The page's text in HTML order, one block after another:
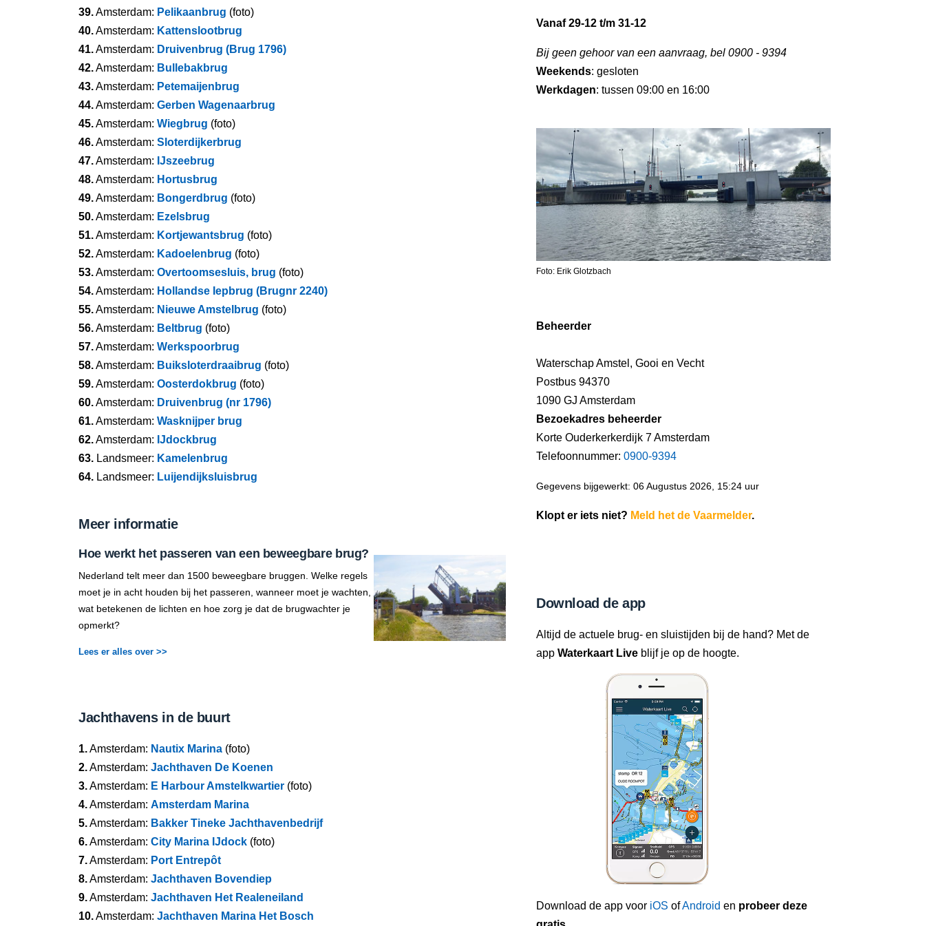
39.Amsterdam: Pelikaanbrug (foto)
40.Amsterdam: Kattenslootbrug
41.Amsterdam: Druivenbrug (Brug 1796)
42.Amsterdam: Bullebakbrug
43.Amsterdam: Petemaijenbrug
44.Amsterdam: Gerben Wagenaarbrug
45.Amsterdam: Wiegbrug (foto)
46.Amsterdam: Sloterdijkerbrug
47.Amsterdam: IJszeebrug
48.Amsterdam: Hortusbrug
49.Amsterdam: Bongerdbrug (foto)
50.Amsterdam: Ezelsbrug
51.Amsterdam: Kortjewantsbrug (foto)
52.Amsterdam: Kadoelenbrug (foto)
53.Amsterdam: Overtoomsesluis, brug (foto)
54.Amsterdam: Hollandse Iepbrug (Brugnr 2240)
55.Amsterdam: Nieuwe Amstelbrug (foto)
56.Amsterdam: Beltbrug (foto)
57.Amsterdam: Werkspoorbrug
58.Amsterdam: Buiksloterdraaibrug (foto)
59.Amsterdam: Oosterdokbrug (foto)
60.Amsterdam: Druivenbrug (nr 1796)
61.Amsterdam: Wasknijper brug
62.Amsterdam: IJdockbrug
63. Landsmeer: Kamelenbrug
64. Landsmeer: Luijendijksluisbrug
Meer informatie
Hoe werkt het passeren van een beweegbare brug?
Nederland telt meer dan 1500 beweegbare bruggen. Welke regels
moet je in acht houden bij het passeren, wanneer moet je wachten,
wat betekenen de lichten en hoe zorg je dat de brugwachter je
opmerkt?
Lees er alles over >>
Jachthavens in de buurt
1.Amsterdam: Nautix Marina (foto)
2.Amsterdam: Jachthaven De Koenen
3.Amsterdam: E Harbour Amstelkwartier (foto)
4.Amsterdam: Amsterdam Marina
5.Amsterdam: Bakker Tineke Jachthavenbedrijf
6.Amsterdam: City Marina IJdock (foto)
7.Amsterdam: Port Entrepôt
8.Amsterdam: Jachthaven Bovendiep
9.Amsterdam: Jachthaven Het Realeneiland
10.Amsterdam: Jachthaven Marina Het Bosch
Vanaf 29-12 t/m 31-12
Bij geen gehoor van een aanvraag, bel 0900 - 9394
Weekends: gesloten
Werkdagen: tussen 09:00 en 16:00
Foto: Erik Glotzbach
Beheerder
Waterschap Amstel, Gooi en Vecht
Postbus 94370
1090 GJ Amsterdam
Bezoekadres beheerder
Korte Ouderkerkerdijk 7 Amsterdam
Telefoonnummer: 0900-9394
Gegevens bijgewerkt: 06 Augustus 2026, 15:24 uur
Klopt er iets niet? Meld het de Vaarmelder.
Download de app
Altijd de actuele brug- en sluistijden bij de hand? Met de
app Waterkaart Live blijf je op de hoogte.
Download de app voor iOS ofAndroid en probeer deze